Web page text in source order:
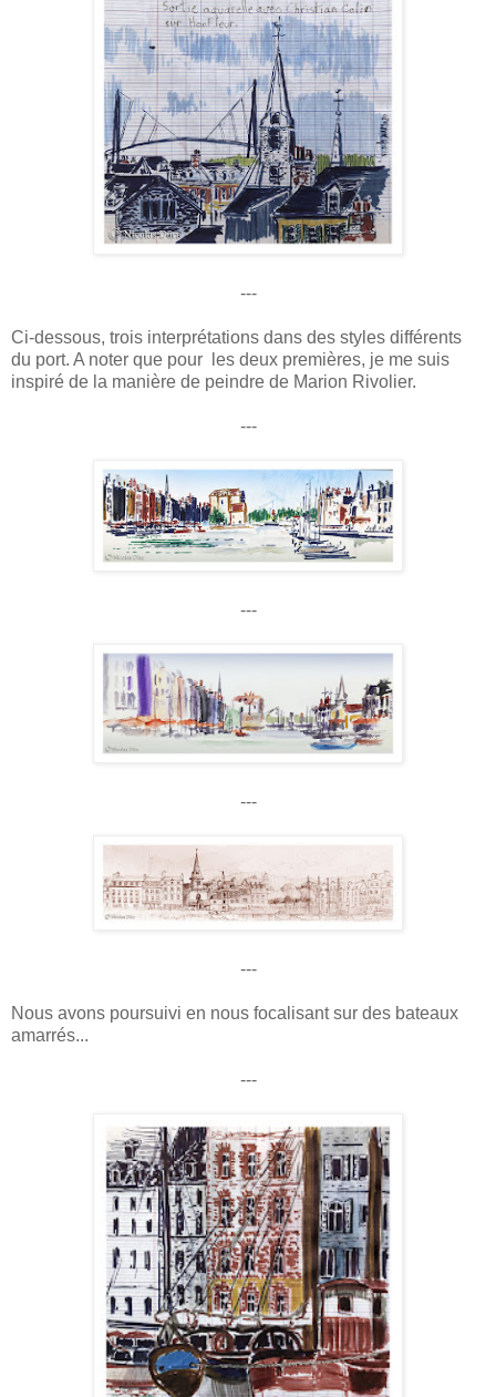
---
Ci-dessous, trois interprétations dans des styles différents
du port. A noter que pour les deux premières, je me suis
inspiré de la manière de peindre de Marion Rivolier.
---
---
---
---
Nous avons poursuivi en nous focalisant sur des bateaux
amarrés...
---